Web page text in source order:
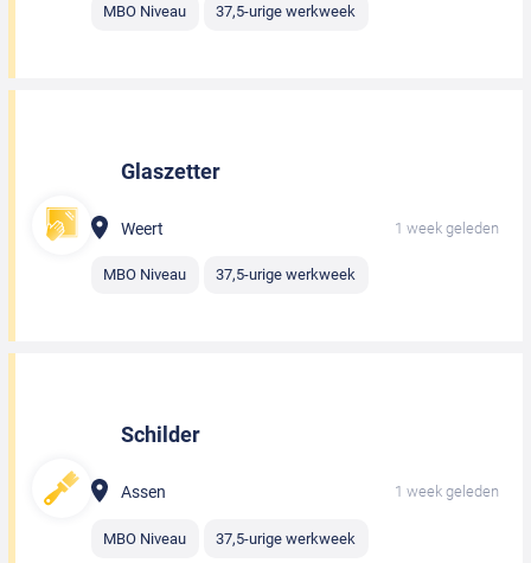
MBO Niveau 37,5-urige werkweek
Glaszetter
Weert 1 week geleden
MBO Niveau 37,5-urige werkweek
Schilder
Assen 1 week geleden
MBO Niveau 37,5-urige werkweek